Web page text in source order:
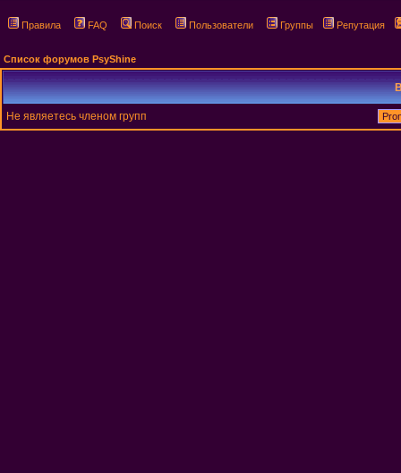
Правила FAQ Поиск Пользователи Группы Репутация
Список форумов PsyShine
Не являетесь членом групп